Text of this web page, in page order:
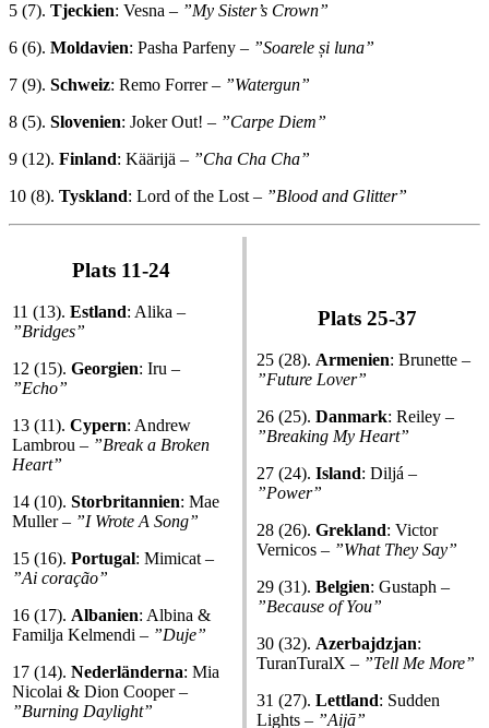
5 (7). Tjeckien: Vesna – ”My Sister’s Crown”
6 (6). Moldavien: Pasha Parfeny – ”Soarele și luna”
7 (9). Schweiz: Remo Forrer – ”Watergun”
8 (5). Slovenien: Joker Out! – ”Carpe Diem”
9 (12). Finland: Käärijä – ”Cha Cha Cha”
10 (8). Tyskland: Lord of the Lost – ”Blood and Glitter”
Plats 11-24
11 (13). Estland: Alika –
”Bridges”
12 (15). Georgien: Iru –
”Echo”
13 (11). Cypern: Andrew
Lambrou – ”Break a Broken
Heart”
14 (10). Storbritannien: Mae
Muller – ”I Wrote A Song”
15 (16). Portugal: Mimicat –
”Ai coração”
16 (17). Albanien: Albina &
Familja Kelmendi – ”Duje”
17 (14). Nederländerna: Mia
Nicolai & Dion Cooper –
”Burning Daylight”
Plats 25-37
25 (28). Armenien: Brunette –
”Future Lover”
26 (25). Danmark: Reiley –
”Breaking My Heart”
27 (24). Island: Diljá –
”Power”
28 (26). Grekland: Victor
Vernicos – ”What They Say”
29 (31). Belgien: Gustaph –
”Because of You”
30 (32). Azerbajdzjan:
TuranTuralX – ”Tell Me More”
31 (27). Lettland: Sudden
Lights – ”Aijā”